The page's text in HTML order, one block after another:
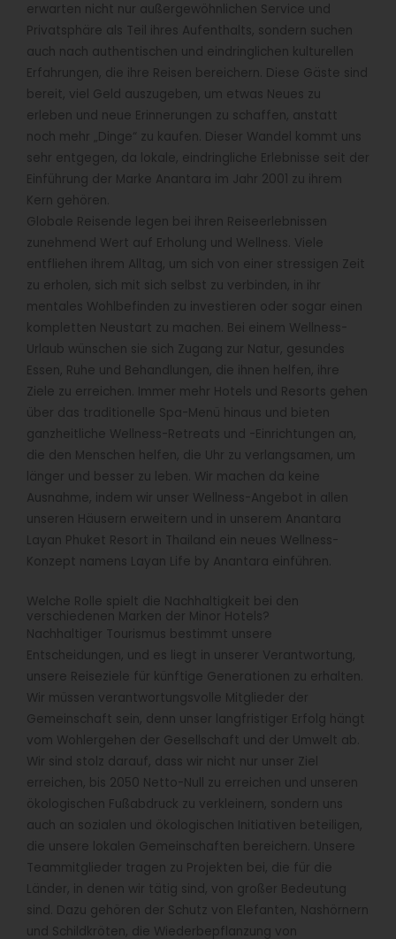
erwarten nicht nur außergewöhnlichen Service und
Privatsphäre als Teil ihres Aufenthalts, sondern suchen
auch nach authentischen und eindringlichen kulturellen
Erfahrungen, die ihre Reisen bereichern. Diese Gäste sind
bereit, viel Geld auszugeben, um etwas Neues zu
erleben und neue Erinnerungen zu schaffen, anstatt
noch mehr „Dinge“ zu kaufen. Dieser Wandel kommt uns
sehr entgegen, da lokale, eindringliche Erlebnisse seit der
Einführung der Marke Anantara im Jahr 2001 zu ihrem
Kern gehören.
Globale Reisende legen bei ihren Reiseerlebnissen
zunehmend Wert auf Erholung und Wellness. Viele
entfliehen ihrem Alltag, um sich von einer stressigen Zeit
zu erholen, sich mit sich selbst zu verbinden, in ihr
mentales Wohlbefinden zu investieren oder sogar einen
kompletten Neustart zu machen. Bei einem Wellness-
Urlaub wünschen sie sich Zugang zur Natur, gesundes
Essen, Ruhe und Behandlungen, die ihnen helfen, ihre
Ziele zu erreichen. Immer mehr Hotels und Resorts gehen
über das traditionelle Spa-Menü hinaus und bieten
ganzheitliche Wellness-Retreats und -Einrichtungen an,
die den Menschen helfen, die Uhr zu verlangsamen, um
länger und besser zu leben. Wir machen da keine
Ausnahme, indem wir unser Wellness-Angebot in allen
unseren Häusern erweitern und in unserem Anantara
Layan Phuket Resort in Thailand ein neues Wellness-
Konzept namens Layan Life by Anantara einführen.
Welche Rolle spielt die Nachhaltigkeit bei den
verschiedenen Marken der Minor Hotels?
Nachhaltiger Tourismus bestimmt unsere
Entscheidungen, und es liegt in unserer Verantwortung,
unsere Reiseziele für künftige Generationen zu erhalten.
Wir müssen verantwortungsvolle Mitglieder der
Gemeinschaft sein, denn unser langfristiger Erfolg hängt
vom Wohlergehen der Gesellschaft und der Umwelt ab.
Wir sind stolz darauf, dass wir nicht nur unser Ziel
erreichen, bis 2050 Netto-Null zu erreichen und unseren
ökologischen Fußabdruck zu verkleinern, sondern uns
auch an sozialen und ökologischen Initiativen beteiligen,
die unsere lokalen Gemeinschaften bereichern. Unsere
Teammitglieder tragen zu Projekten bei, die für die
Länder, in denen wir tätig sind, von großer Bedeutung
sind. Dazu gehören der Schutz von Elefanten, Nashörnern
und Schildkröten, die Wiederbepflanzung von